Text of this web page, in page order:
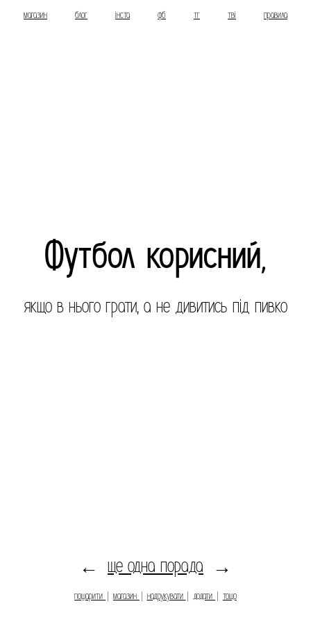
магазин блог інста фб тг тві правила
Футбол корисний,
якщо в нього грати, а не дивитись під пивко
← ще одна порада →
пошарити магазин надрукувати додати тощо